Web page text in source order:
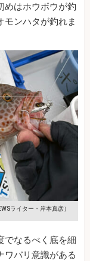
めはホウボウが釣
モンハタが釣れま
ライター・岸本真彦）
でなるべく底を細
ワバリ意識がある